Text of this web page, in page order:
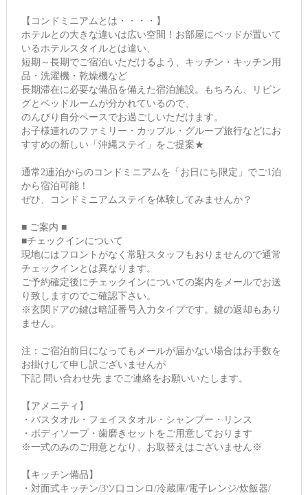
【コンドミニアムとは・・・・】
ホテルとの大きな違いは広い空間！お部屋にベッドが置いて
いるホテルスタイルとは違い、
短期～長期でご宿泊いただけるよう、キッチン・キッチン用
品・洗濯機・乾燥機など
長期滞在に必要な備品を備えた宿泊施設。もちろん、リビン
グとベッドルームが分かれているので、
のんびり自分ペースでお過ごしいただけます。
お子様連れのファミリー・カップル・グループ旅行などにお
すすめの新しい「沖縄ステイ」をご提案★
通常2連泊からのコンドミニアムを「お日にち限定」でご1泊
から宿泊可能！
ぜひ、コンドミニアムステイを体験してみませんか？
■ ご案内 ■
■チェックインについて
現地にはフロントがなく常駐スタッフもおりませんので通常
チェックインとは異なります。
ご予約確定後にチェックインについての案内をメールでお送
り致しますのでご確認下さい。
※玄関ドアの鍵は暗証番号入力タイプです。鍵の返却もあり
ません。
注：ご宿泊前日になってもメールが届かない場合はお手数を
お掛けして申し訳ございませんが
下記 問い合わせ先 までご連絡をお願いいたします。
【アメニティ】
・バスタオル・フェイスタオル・シャンプー・リンス
・ボディソープ・歯磨きセットをご用意しております
※一式のみのご用意となり、お取替えはございません※
【キッチン備品】
・対面式キッチン/3ツ口コンロ/冷蔵庫/電子レンジ/炊飯器/